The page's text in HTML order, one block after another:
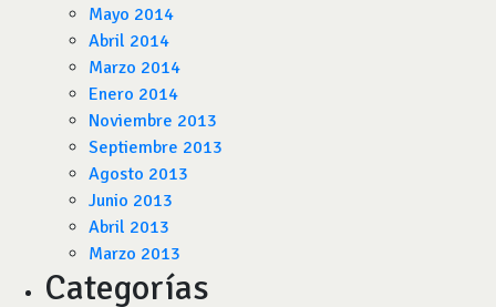
Mayo 2014
Abril 2014
Marzo 2014
Enero 2014
Noviembre 2013
Septiembre 2013
Agosto 2013
Junio 2013
Abril 2013
Marzo 2013
Categorías